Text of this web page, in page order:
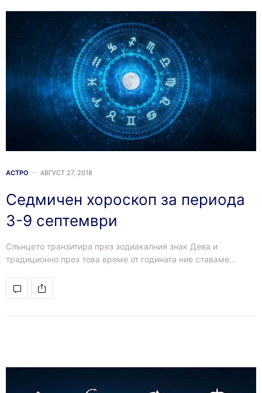
АСТРО АВГУСТ 27, 2018
Седмичен хороскоп за периода
3-9 септември
Слънцето транзитира през зодиакалния знак Дева и
традиционно през това време от годината ние ставаме…